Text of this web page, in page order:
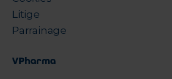
Litige
Parrainage
VPharma